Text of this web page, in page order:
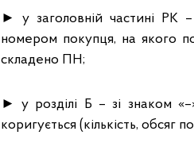
► у заголовній частині РК
номером покупця, на якого
складено ПН;
► у розділі Б – зі знаком
коригується (кількість, обсяг